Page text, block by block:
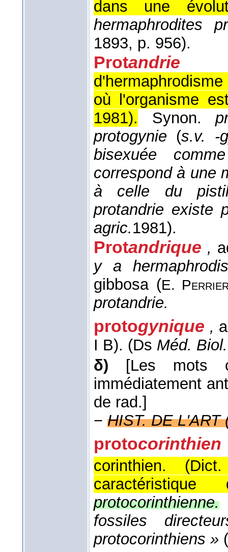
dans une
hermaphrodites
1893, p. 956).
Protandrie
où l'organisme
1981). Synon.
protogynie (s.v. -
bisexuée
correspond à une
à celle du
protandrie existe
agric.1981).
Protandrique ,
y a
gibbosa (E.
protandrie.
protogynique ,
I B). (Ds Méd. Biol.
δ)
[Les mots
immédiatement
de rad.]
− HIST. DE L'ART
protocorinthien
corinthien. (
protocorinthienne.
fossiles
protocorinthiens » (